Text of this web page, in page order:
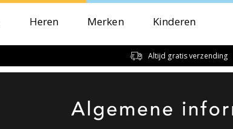
Heren Merken Kinderen
Altijd gratis verzending